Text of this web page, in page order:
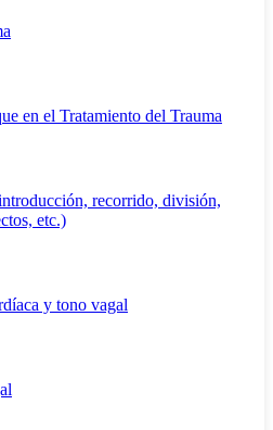
en el Tratamiento del Trauma
recorrido, división,
etc.)
y tono vagal